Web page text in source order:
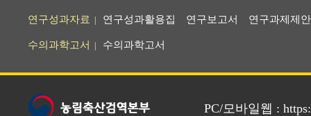
연구성과자료 연구성과활용집 연구보고서 연구과제제
수의과학고서 수의과학고서
PC/모바일웹 :